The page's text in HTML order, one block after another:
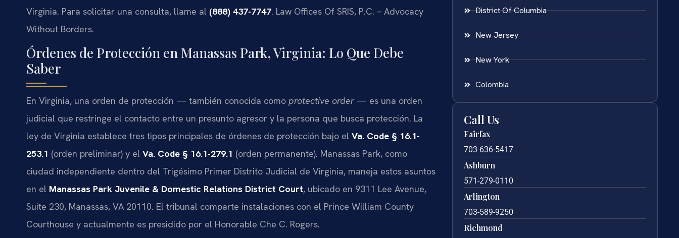
Virginia. Para solicitar una consulta, llame al (888) 437-7747. Law Offices Of SRIS, P.C. – Advocacy
Without Borders.
Órdenes de Protección en Manassas Park, Virginia: Lo Que Debe
Saber
En Virginia, una orden de protección — también conocida como protective order— es una orden
judicial que restringe el contacto entre un presunto agresor y la persona que busca protección. La
ley de Virginia establece tres tipos principales de órdenes de protección bajo el Va. Code § 16.1-
253.1 (orden preliminar) y el Va. Code § 16.1-279.1 (orden permanente). Manassas Park, como
ciudad independiente dentro del Trigésimo Primer Distrito Judicial de Virginia, maneja estos asuntos
en el Manassas Park Juvenile & Domestic Relations District Court, ubicado en 9311 Lee Avenue,
Suite 230, Manassas, VA 20110. El tribunal comparte instalaciones con el Prince William County
Courthouse y actualmente es presidido por el Honorable Che C. Rogers.
District Of Columbia
New Jersey
New York
Colombia
Call Us
Fairfax
703-636-5417
Ashburn
571-279-0110
Arlington
703-589-9250
Richmond